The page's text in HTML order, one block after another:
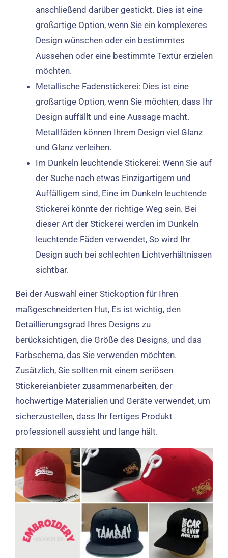
anschließend darüber gestickt. Dies ist eine
großartige Option, wenn Sie ein komplexeres
Design wünschen oder ein bestimmtes
Aussehen oder eine bestimmte Textur erzielen
möchten.
Metallische Fadenstickerei: Dies ist eine
großartige Option, wenn Sie möchten, dass Ihr
Design auffällt und eine Aussage macht.
Metallfäden können Ihrem Design viel Glanz
und Glanz verleihen.
Im Dunkeln leuchtende Stickerei: Wenn Sie auf
der Suche nach etwas Einzigartigem und
Auffälligem sind, Eine im Dunkeln leuchtende
Stickerei könnte der richtige Weg sein. Bei
dieser Art der Stickerei werden im Dunkeln
leuchtende Fäden verwendet, So wird Ihr
Design auch bei schlechten Lichtverhältnissen
sichtbar.
Bei der Auswahl einer Stickoption für Ihren
maßgeschneiderten Hut, Es ist wichtig, den
Detaillierungsgrad Ihres Designs zu
berücksichtigen, die Größe des Designs, und das
Farbschema, das Sie verwenden möchten.
Zusätzlich, Sie sollten mit einem seriösen
Stickereianbieter zusammenarbeiten, der
hochwertige Materialien und Geräte verwendet, um
sicherzustellen, dass Ihr fertiges Produkt
professionell aussieht und lange hält.